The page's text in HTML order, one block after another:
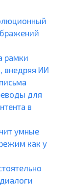
рамки
внедряя ИИ
для
в
умные
как у